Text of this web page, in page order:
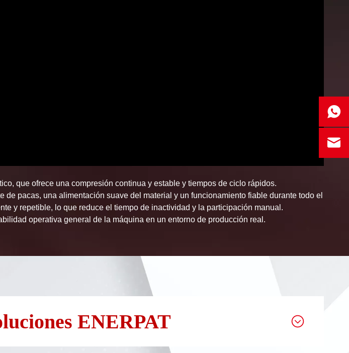
que ofrece una compresión continua y estable y tiempos de ciclo rápidos.
pacas, una alimentación suave del material y un funcionamiento fiable durante todo el
y repetible, lo que reduce el tiempo de inactividad y la participación manual.
operativa general de la máquina en un entorno de producción real.
ENERPAT